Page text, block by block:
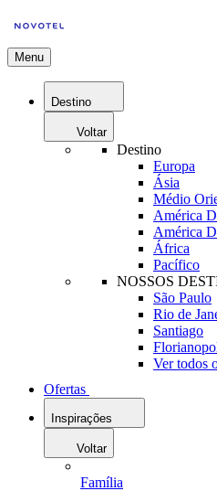
Menu
Destino
Voltar
Destino
Europa
Ásia
Médio
América
América
África
Pacífico
NOSSOS
São Paulo
Rio de
Santiago
Ver todos
Ofertas
Inspirações
Voltar
Família